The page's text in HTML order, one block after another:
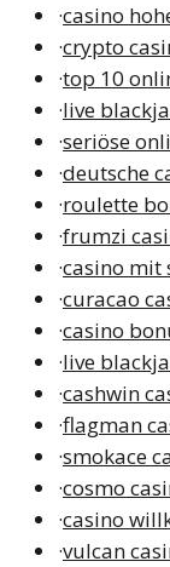
·casino
·crypto
·top 10
·live
·seriöse
·deutsche
·roulette
·frumzi
·casino mit
·curacao
·casino
·live
·cashwin
·flagman
·smokace
·cosmo
·casino
·vulcan